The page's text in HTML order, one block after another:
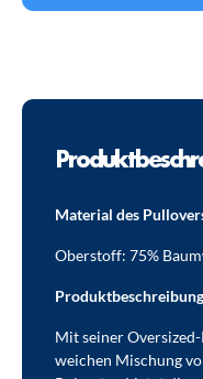
Material des
Oberstoff: 75%
P
Mit seiner
weichen Mischung